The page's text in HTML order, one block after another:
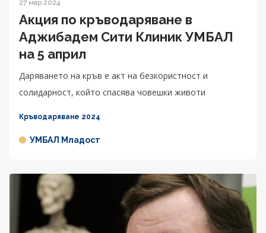
27 мар 2024
Акция по кръводаряване в
Аджибадем Сити Клиник УМБАЛ
на 5 април
Даряването на кръв е акт на безкористност и
солидарност, който спасява човешки животи
Кръводаряване 2024
УМБАЛ Младост